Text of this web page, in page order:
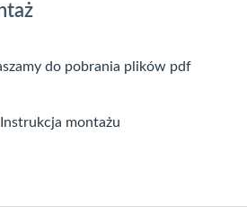
do pobrania plików pdf
Instrukcja montażu